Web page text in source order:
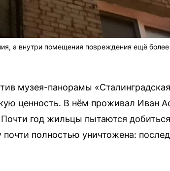
а внутри помещения повреждения ещё более
музея-панорамы
ценность. В нём проживал Иван
год жильцы пытаются
полностью уничтожена: